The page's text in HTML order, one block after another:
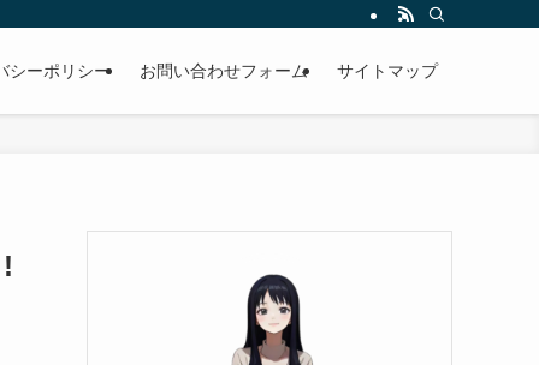
シーポリシー お問い合わせフォーム サイトマップ